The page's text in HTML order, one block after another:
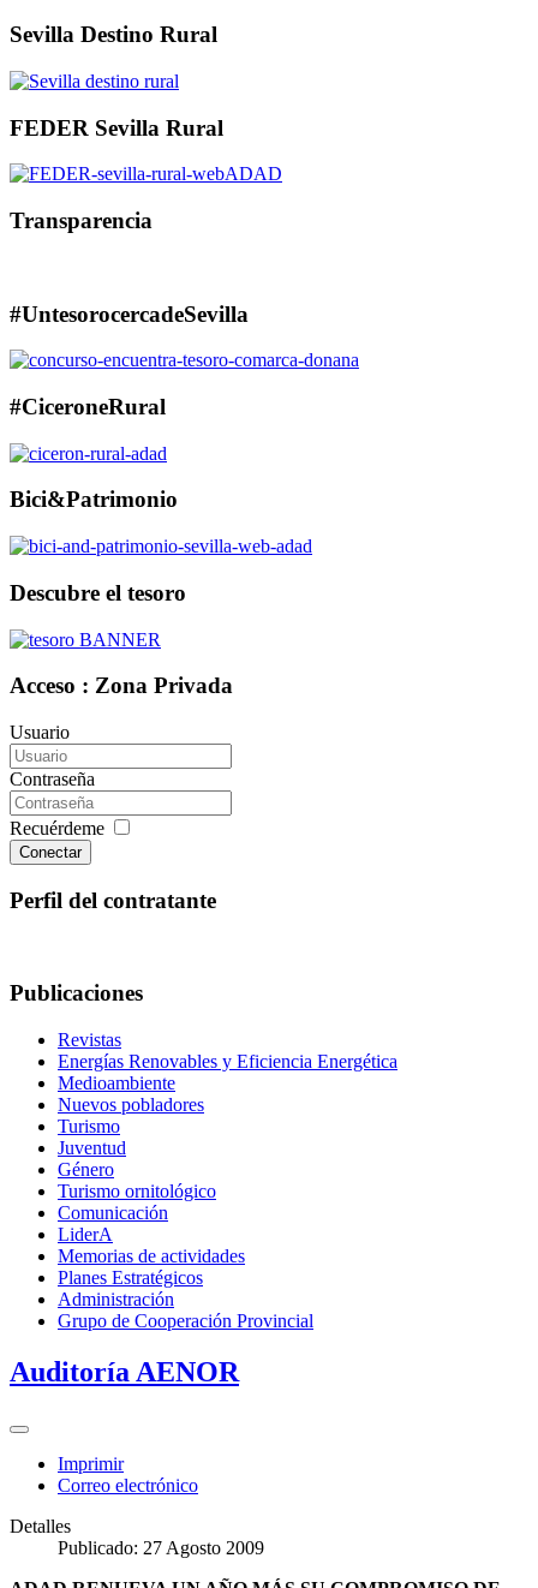
Sevilla Destino Rural
FEDER Sevilla Rural
Transparencia
#UntesorocercadeSevilla
#CiceroneRural
Bici&Patrimonio
Descubre el tesoro
Acceso : Zona Privada
Usuario
Contraseña
Recuérdeme
Conectar
Perfil del contratante
Publicaciones
Revistas
Energías Renovables y Eficiencia Energética
Medioambiente
Nuevos pobladores
Turismo
Juventud
Género
Turismo ornitológico
Comunicación
LiderA
Memorias de actividades
Planes Estratégicos
Administración
Grupo de Cooperación Provincial
Auditoría AENOR
Imprimir
Correo electrónico
Detalles
Publicado: 27 Agosto 2009